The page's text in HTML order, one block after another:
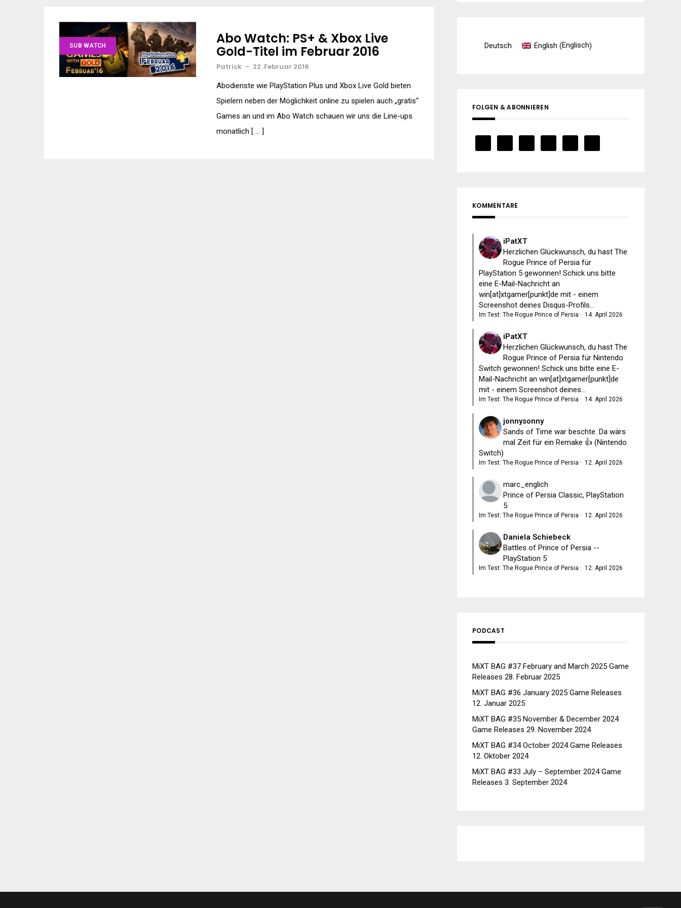
SUB WATCH Abo Watch: PS+ & Xbox Live
Gold-Titel im Februar 2016
Patrick - 22. Februar 2016
Abodienste wie PlayStation Plus und Xbox Live Gold bieten
Spielern neben der Möglichkeit online zu spielen auch „gratis“
Games an und im Abo Watch schauen wir uns die Line-ups
monatlich [ … ]
Deutsch English (Englisch)
FOLGEN & ABONNIEREN
KOMMENTARE
iPatXT
Herzlichen Glückwunsch, du hast The
Rogue Prince of Persia für
PlayStation 5 gewonnen! Schick uns bitte
eine E-Mail-Nachricht an
win[at]xtgamer[punkt]de mit - einem
Screenshot deines Disqus-Profils...
Im Test: The Rogue Prince of Persia · 14. April 2026
iPatXT
Herzlichen Glückwunsch, du hast The
Rogue Prince of Persia für Nintendo
Switch gewonnen! Schick uns bitte eine E-
Mail-Nachricht an win[at]xtgamer[punkt]de
mit - einem Screenshot deines...
Im Test: The Rogue Prince of Persia · 14. April 2026
jonnysonny
Sands of Time war beschte. Da wärs
mal Zeit für ein Remake 👍 (Nintendo
Switch)
Im Test: The Rogue Prince of Persia · 12. April 2026
marc_englich
Prince of Persia Classic, PlayStation
5
Im Test: The Rogue Prince of Persia · 12. April 2026
Daniela Schiebeck
Battles of Prince of Persia --
PlayStation 5
Im Test: The Rogue Prince of Persia · 12. April 2026
PODCAST
MiXT BAG #37 February and March 2025 Game
Releases 28. Februar 2025
MiXT BAG #36 January 2025 Game Releases
12. Januar 2025
MiXT BAG #35 November & December 2024
Game Releases 29. November 2024
MiXT BAG #34 October 2024 Game Releases
12. Oktober 2024
MiXT BAG #33 July – September 2024 Game
Releases 3. September 2024